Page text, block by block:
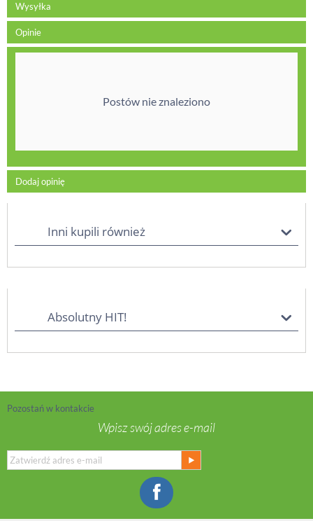
Wysyłka
Opinie
Postów nie znaleziono
Dodaj opinię
Inni kupili również
Absolutny HIT!
Pozostań w kontakcie
Wpisz swój adres e-mail